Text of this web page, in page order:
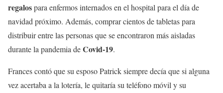
regalospara enfermos internados en el hospital para el día de
navidad próximo. Además, comprar cientos de tabletas para
distribuir entre las personas que se encontraron más aisladas
durante la pandemia deCovid-19.
Frances contó que su esposo Patrick siempre decía que si alguna
vez acertaba a la lotería, le quitaría su teléfono móvil y su